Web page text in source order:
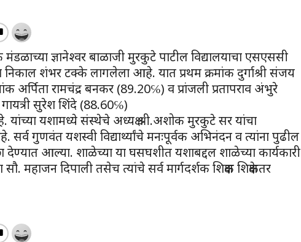
मंडळाच्या ज्ञानेश्वर बाळाजी मुरकुटे पाटील विद्यालयाचा एसएससी
निकाल शंभर टक्के लागलेला आहे. यात प्रथम क्रमांक दुर्गाश्री संजय
अर्पिता रामचंद्र बनकर (89.20℅) व प्रांजली प्रतापराव अंभुरे
सुरेश शिंदे (88.60℅)
यांच्या यशामध्ये संस्थेचे अध्यक्ष श्री.अशोक मुरकुटे सर यांचा
सर्व गुणवंत यशस्वी विद्यार्थ्यांचे मनःपूर्वक अभिनंदन व त्यांना पुढील
देण्यात आल्या. शाळेच्या या घसघशीत यशाबद्दल शाळेच्या कार्यकारी
महाजन दिपाली तसेच त्यांचे सर्व मार्गदर्शक शिक्षक शिक्षकेतर